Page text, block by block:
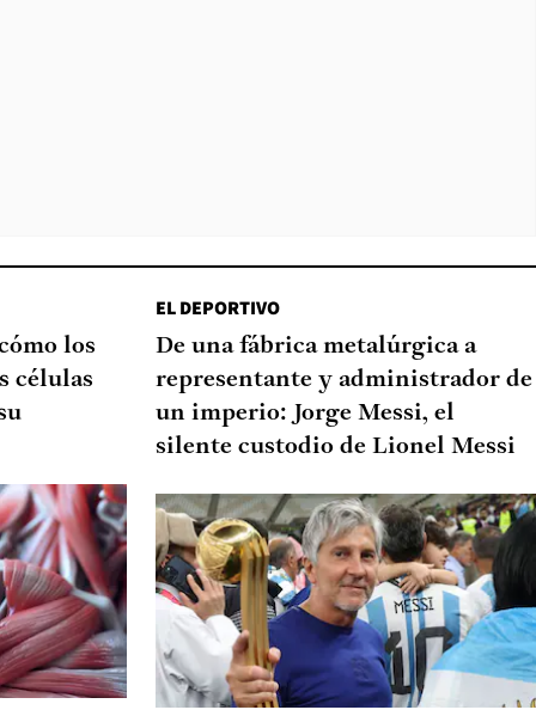
los
células
EL DEPORTIVO
De una fábrica metalúrgica a
representante y administrador de
un imperio: Jorge Messi, el
silente custodio de Lionel Messi